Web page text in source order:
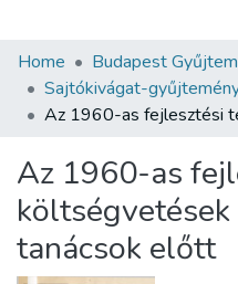
Communities &
All of DSpace
About us
Home Budapest
Sajtókivágat-
Az 1960-as
tanácsok előtt